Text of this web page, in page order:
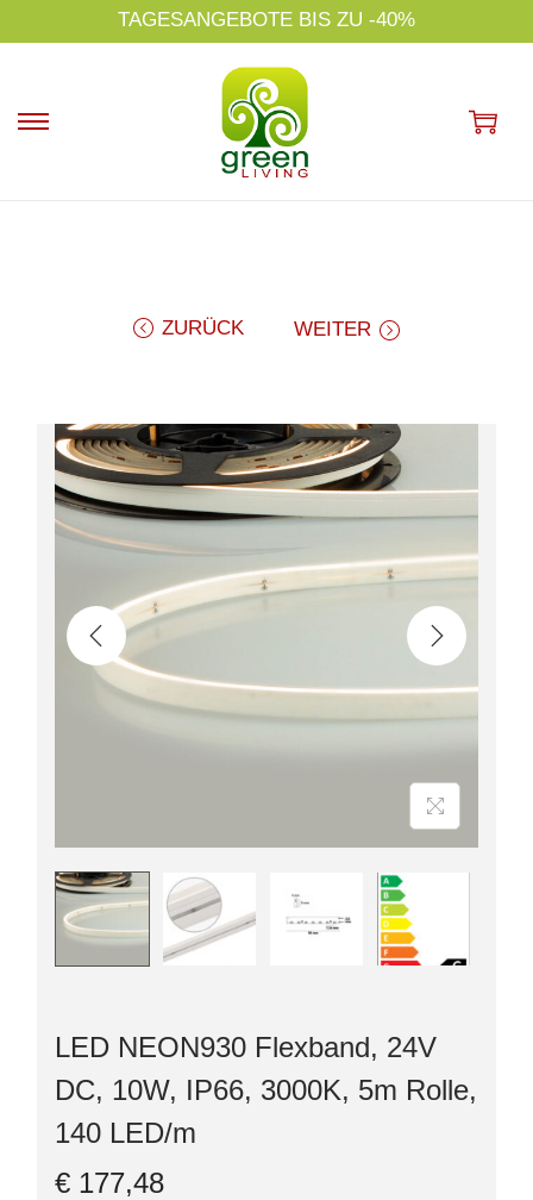
p
TAGESANGEBOTE BIS ZU -40%
ZURÜCK WEITER
LED NEON930 Flexband, 24V
DC, 10W, IP66, 3000K, 5m Rolle,
140 LED/m
€ 177,48